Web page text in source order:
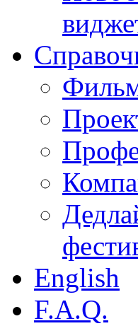
English
F.A.Q.